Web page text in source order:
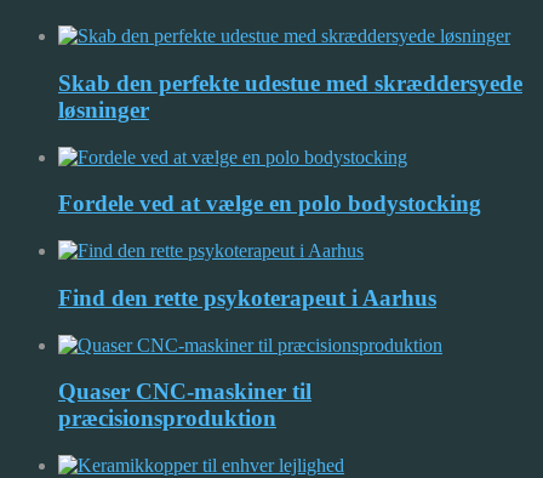
Skab den perfekte udestue med skræddersyede
løsninger
Fordele ved at vælge en polo bodystocking
Find den rette psykoterapeut i Aarhus
Quaser CNC-maskiner til
præcisionsproduktion